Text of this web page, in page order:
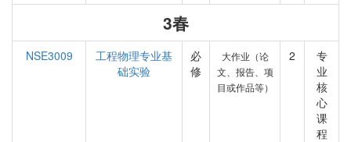
3春
NSE3009
工程物理专业基
础实验
必
修
大作业（论
文、报告、项
目或作品等）
2
专
业
核
心
课
程